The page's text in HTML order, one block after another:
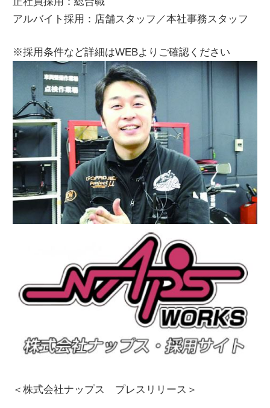
アルバイト採用：店舗スタッフ／本社事務スタッフ
※採用条件など詳細はWEBよりご確認ください
＜株式会社ナップス プレスリリース＞